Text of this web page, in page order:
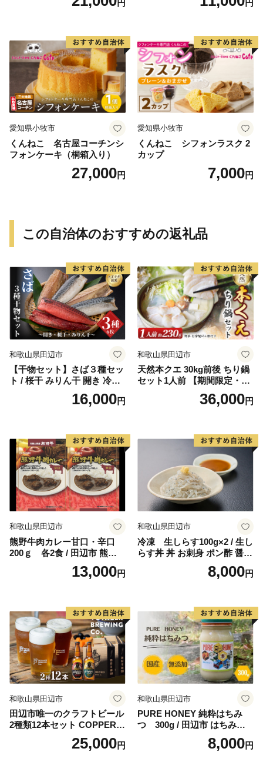
子 お取り寄せ 愛知県 小牧市
レーション ホールケーキ 日
時指定可
円 円
愛知県小牧市
くんねこ 名古屋コーチンシ
フォンケーキ（桐箱入り）
27,000円
愛知県小牧市
くんねこ シフォンラスク 2
カップ
7,000円
この自治体のおすすめの返礼品
和歌山県田辺市
【干物セット】さば３種セッ
ト / 桜干 みりん干 開き 冷凍
魚介類 焼き魚 食べ比べ サバ
鯖 和歌山県 田辺市【mst011-
16,000円
和歌山県田辺市
天然本クエ 30kg前後 ちり鍋
セット1人前 【期間限定・1/3
1まで】【お野菜・自家製ぽ
ん酢付きのくえ】 ※北海
本クエ ポン酢 ぽんず 田辺市
和歌山県 贈答 ギフト ご家庭
36,000円
和歌山県田辺市
熊野牛肉カレー甘口・辛口
200ｇ 各2食 / 田辺市 熊野牛
ブランド牛 牛肉 牛肉カレー
レトルトカレー レトルト レ
13,000円
和歌山県田辺市
冷凍 生しらす100g×2 / 生し
らす丼 丼 お刺身 ポン酢 醤油
小分け シラス 冷凍 生 ギフト
お取り寄せ 和歌山県 田辺市
8,000円
和歌山県田辺市
田辺市唯一のクラフトビール
2種類12本セット COPPER
（アルコール度数6％）GOL
D（アルコール度数5.5％）各
25,000円
和歌山県田辺市
PURE HONEY 純粋はちみ
つ 300g / 田辺市 はちみつ
ハチミツ 蜂蜜 無添加 国産
8,000円